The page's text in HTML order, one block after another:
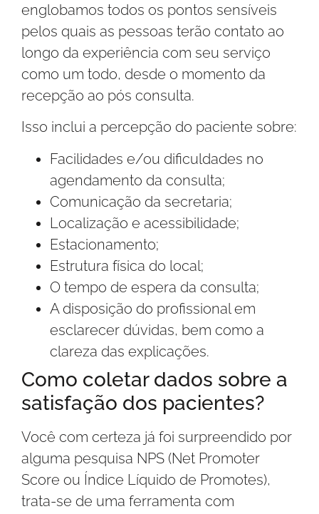
englobamos todos os pontos sensíveis
pelos quais as pessoas terão contato ao
longo da experiência com seu serviço
como um todo, desde o momento da
recepção ao pós consulta.
Isso inclui a percepção do paciente sobre:
Facilidades e/ou dificuldades no
agendamento da consulta;
Comunicação da secretaria;
Localização e acessibilidade;
Estacionamento;
Estrutura física do local;
O tempo de espera da consulta;
A disposição do profissional em
esclarecer dúvidas, bem como a
clareza das explicações.
Como coletar dados sobre a
satisfação dos pacientes?
Você com certeza já foi surpreendido por
alguma pesquisa NPS (Net Promoter
Score ou Índice Líquido de Promotes),
trata-se de uma ferramenta com